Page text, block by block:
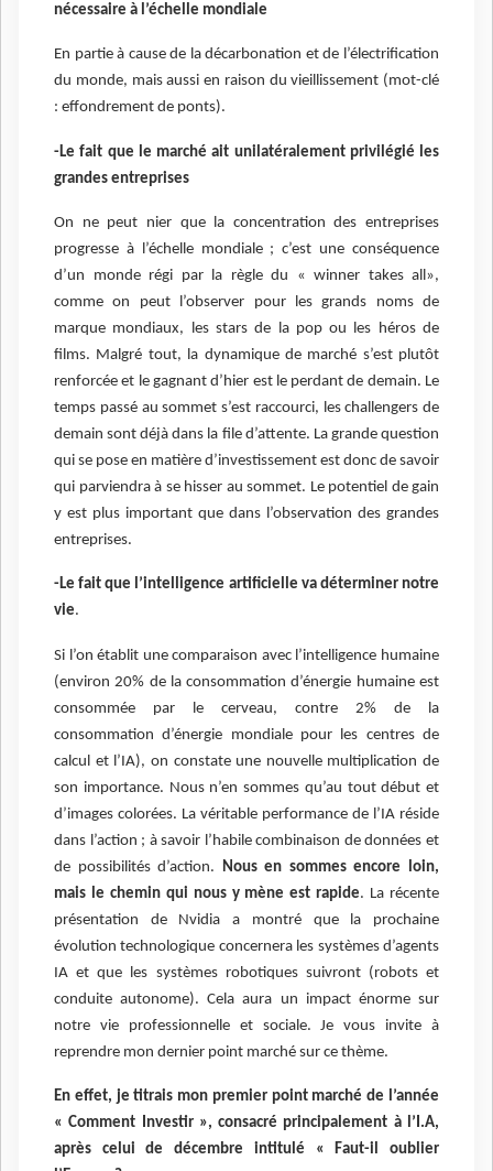
nécessaire à l’échelle mondiale
En partie à cause de la décarbonation et de l’électrification
du monde, mais aussi en raison du vieillissement (mot-clé
: effondrement de ponts).
-Le fait que le marché ait unilatéralement privilégié les
grandes entreprises
On ne peut nier que la concentration des entreprises
progresse à l’échelle mondiale ; c’est une conséquence
d’un monde régi par la règle du « winner takes all»,
comme on peut l’observer pour les grands noms de
marque mondiaux, les stars de la pop ou les héros de
films. Malgré tout, la dynamique de marché s’est plutôt
renforcée et le gagnant d’hier est le perdant de demain. Le
temps passé au sommet s’est raccourci, les challengers de
demain sont déjà dans la file d’attente. La grande question
qui se pose en matière d’investissement est donc de savoir
qui parviendra à se hisser au sommet. Le potentiel de gain
y est plus important que dans l’observation des grandes
entreprises.
-Le fait que l’intelligence artificielle va déterminer notre
vie.
Si l’on établit une comparaison avec l’intelligence humaine
(environ 20% de la consommation d’énergie humaine est
consommée par le cerveau, contre 2% de la
consommation d’énergie mondiale pour les centres de
calcul et l’IA), on constate une nouvelle multiplication de
son importance. Nous n’en sommes qu’au tout début et
d’images colorées. La véritable performance de l’IA réside
dans l’action ; à savoir l’habile combinaison de données et
de possibilités d’action.
Nous en sommes encore loin,
mais le chemin qui nous y mène est rapide. La récente
présentation de Nvidia a montré que la prochaine
évolution technologique concernera les systèmes d’agents
IA et que les systèmes robotiques suivront (robots et
conduite autonome). Cela aura un impact énorme sur
notre vie professionnelle et sociale. Je vous invite à
reprendre mon dernier point marché sur ce thème.
En effet, je titrais mon premier point marché de l’année
« Comment Investir », consacré principalement à l’I.A,
après celui de décembre intitulé « Faut-il oublier